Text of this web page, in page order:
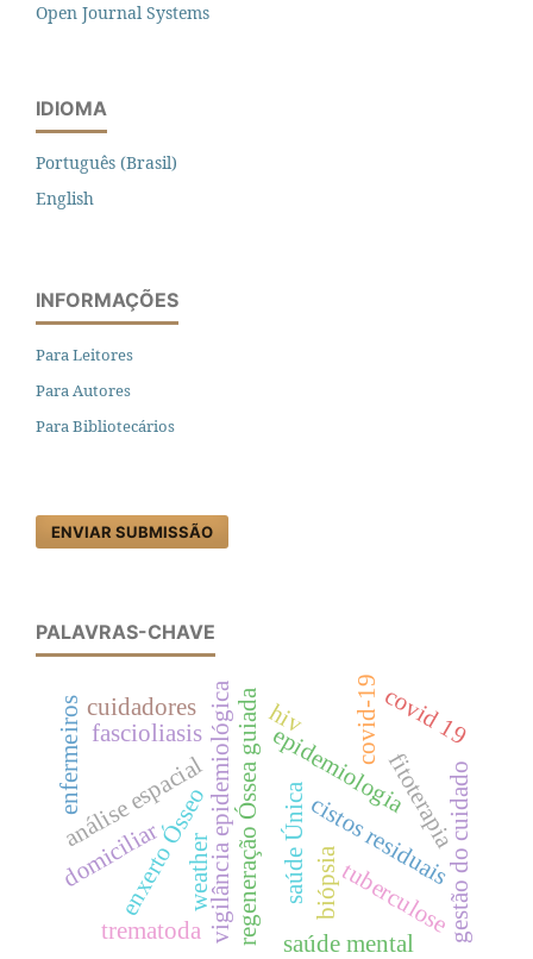
Open Journal Systems
IDIOMA
Português (Brasil)
English
INFORMAÇÕES
Para Leitores
Para Autores
Para Bibliotecários
ENVIAR SUBMISSÃO
PALAVRAS-CHAVE
saúde Única
epidemiologia
vigilância epidemiológica
análise espacial cistos residuais
biópsia
regeneração Óssea guiada
enxerto Ósseo tuberculose
covid-19
fascioliasis
trematoda
weather
fitoterapia
enfermeiros
domiciliar gestão do cuidado
covid 19
hiv
saúde mental
cuidadores